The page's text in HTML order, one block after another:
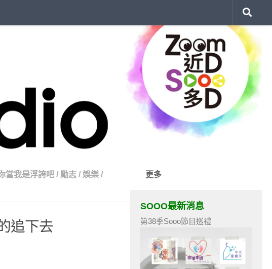
當我是浮誇吧 / 勵志 / 娛樂 /
追下去
更多
SOOO最新消息
第38季Sooo節目巡禮